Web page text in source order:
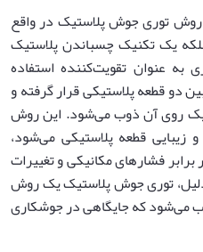
توری جوش پلاستیک در واقع
یک تکنیک چسباندن پلاستیک
عنوان تقویت‌کننده استفاده
دو قطعه پلاستیکی قرار گرفته و
روی آن ذوب می‌شود. این روش
زیبایی قطعه پلاستیکی می‌شود،
فشارهای مکانیکی و تغییرات
توری جوش پلاستیک یک روش
می‌شود که جایگاهی در جوشکاری